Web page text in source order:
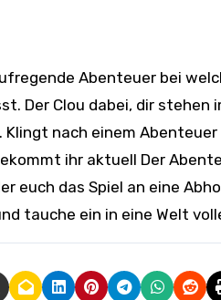
Der Clou dabei, dir stehen
nach einem
ihr aktuell Der
euch das Spiel an eine
tauche ein in eine Welt